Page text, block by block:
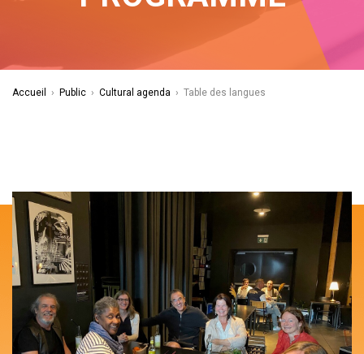
Accueil › Public › Cultural agenda › Table des langues